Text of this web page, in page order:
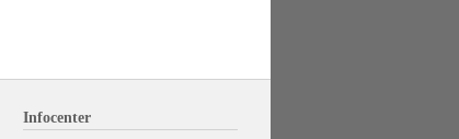
Infocenter